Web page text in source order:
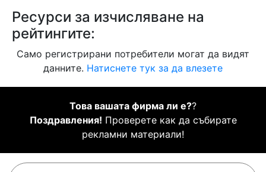
Ресурси за изчисляване на
рейтингите:
Само регистрирани потребители могат да видят
данните. Натиснете тук за да влезете
Това вашата фирма ли е??
Поздравления! Проверете как да събирате
рекламни материали!